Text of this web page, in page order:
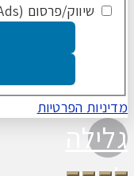
שיווק/פרסום (Facebook/Ads)
מדיניות הפרטיות
גלילה